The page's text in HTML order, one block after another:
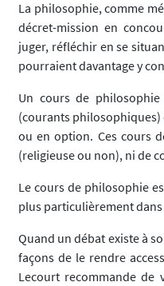
La philosophie, comme
décret-mission en
juger, réfléchir en se
pourraient davantage y
Un cours de philosophie
(courants philosophiques)
ou en option. Ces cours
(religieuse ou non), ni de
Le cours de philosophie
plus particulièrement
Quand un débat existe à
façons de le rendre
Lecourt recommande